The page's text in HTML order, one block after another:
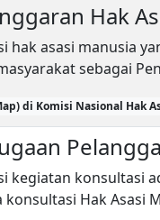
Hak
asasi manusia
sebagai
di Komisi Nasional Hak
konsultasi
Hak Asasi